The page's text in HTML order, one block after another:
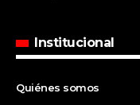
Institucional
Quiénes somos